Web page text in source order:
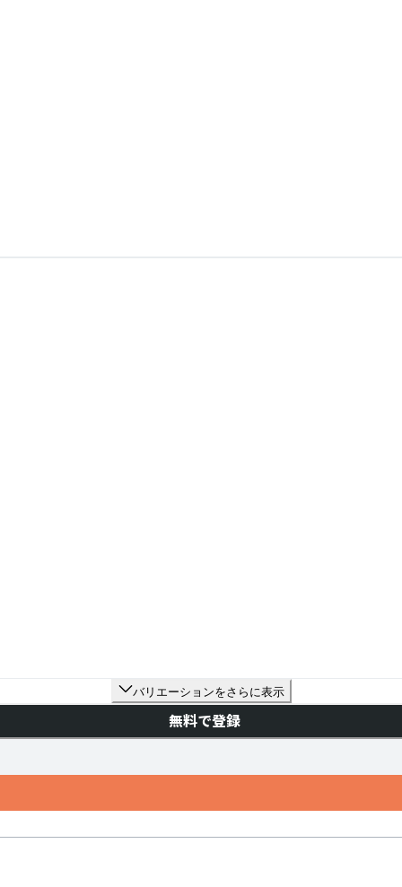
バリエーションをさらに表示
無料で登録